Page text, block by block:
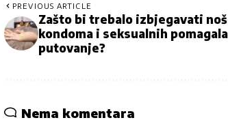
PREVIOUS ARTICLE
Zašto bi trebalo izbjegavati
kondoma i seksualnih
putovanje?
Nema komentara